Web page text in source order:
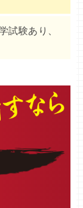
試験あり、